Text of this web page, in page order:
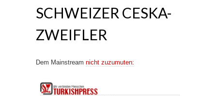
SCHWEIZER CESKA-
ZWEIFLER
Dem Mainstream nicht zuzumuten: